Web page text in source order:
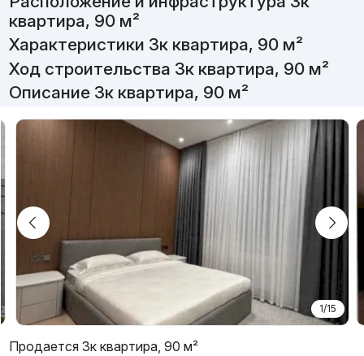
квартира, 90 м²
Характеристики 3к квартира, 90 м²
Ход строительства 3к квартира, 90 м²
Описание 3к квартира, 90 м²
1/15
Продается 3к квартира, 90 м²